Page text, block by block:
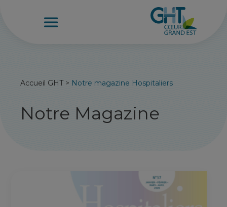
Accueil GHT> Notre magazine Hospitaliers
Notre Magazine